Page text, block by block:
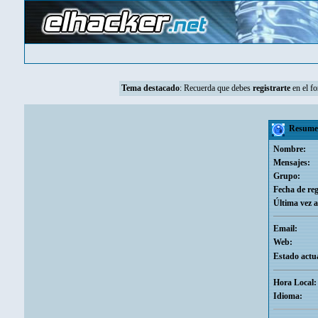
Tema destacado: Recuerda que debes registrarte en el
Nombre:
Mensajes:
Grupo:
Fecha de
Última vez
Email:
Web:
Estado
Hora Local:
Idioma: